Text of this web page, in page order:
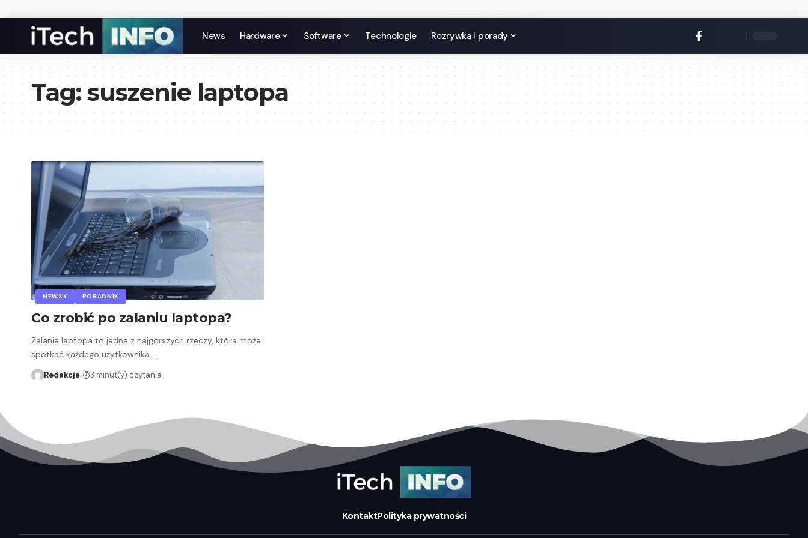
News Hardware Software Technologie Rozrywka i porady
Tag:suszenie laptopa
NEWSY PORADNIK
Co zrobić po zalaniu laptopa?
Zalanie laptopa to jedna z najgorszych rzeczy, która może
spotkać każdego użytkownika.…
Redakcja 3 minut(y) czytania
KontaktPolityka prywatności